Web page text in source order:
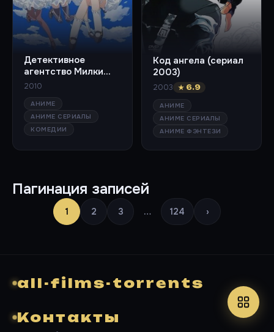
Детективное
агентство Милки
Холмс (сериал 2010)
2010
АНИМЕ
АНИМЕ СЕРИАЛЫ
КОМЕДИИ
Код ангела (сериал
2003)
2003 ★ 6.9
АНИМЕ
АНИМЕ СЕРИАЛЫ
АНИМЕ ФЭНТЕЗИ
Пагинация записей
1 2 3 … 124 ›
all-films-torrents
Контакты